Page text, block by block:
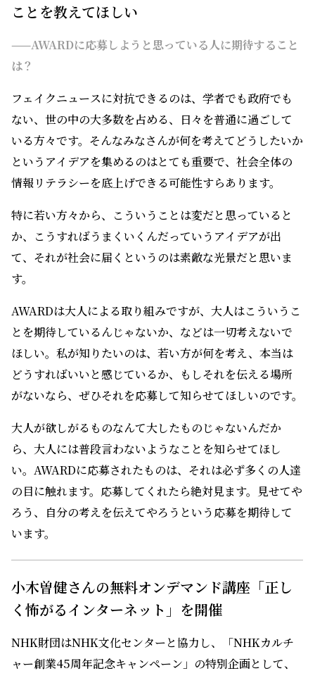
ことを教えてほしい
——AWARDに応募しようと思っている人に期待すること
は？
フェイクニュースに対抗できるのは、学者でも政府でも
ない、世の中の大多数を占める、日々を普通に過ごして
いる方々です。そんなみなさんが何を考えてどうしたいか
というアイデアを集めるのはとても重要で、社会全体の
情報リテラシーを底上げできる可能性すらあります。
特に若い方々から、こういうことは変だと思っていると
か、こうすればうまくいくんだっていうアイデアが出
て、それが社会に届くというのは素敵な光景だと思いま
す。
AWARDは大人による取り組みですが、大人はこういうこ
とを期待しているんじゃないか、などは一切考えないで
ほしい。私が知りたいのは、若い方が何を考え、本当は
どうすればいいと感じているか、もしそれを伝える場所
がないなら、ぜひそれを応募して知らせてほしいのです。
大人が欲しがるものなんて大したものじゃないんだか
ら、大人には普段言わないようなことを知らせてほし
い。AWARDに応募されたものは、それは必ず多くの人達
の目に触れます。応募してくれたら絶対見ます。見せてや
ろう、自分の考えを伝えてやろうという応募を期待して
います。
小木曽健さんの無料オンデマンド講座「正し
く怖がるインターネット」を開催
NHK財団はNHK文化センターと協力し、「NHKカルチ
ャー創業45周年記念キャンペーン」の特別企画として、